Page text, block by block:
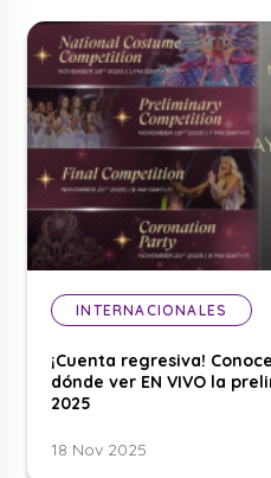
INTERNACIONALES
¡Cuenta regresiva!
dónde ver EN VIVO la
2025
18 Nov 2025